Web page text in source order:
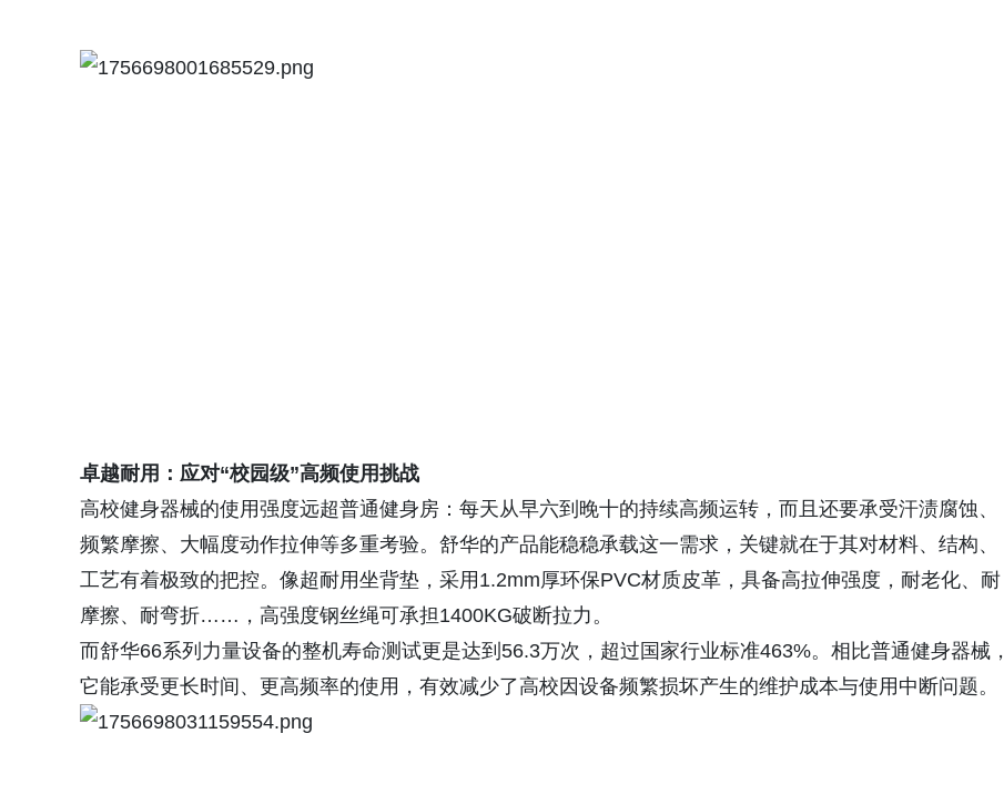
卓越耐用：应对“校园级”高频使用挑战
高校健身器械的使用强度远超普通健身房：每天从早六到晚十的持续高频运转，而且还要承受汗渍腐蚀、
频繁摩擦、大幅度动作拉伸等多重考验。舒华的产品能稳稳承载这一需求，关键就在于其对材料、结构、
工艺有着极致的把控。像超耐用坐背垫，采用1.2mm厚环保PVC材质皮革，具备高拉伸强度，耐老化、耐
摩擦、耐弯折……，高强度钢丝绳可承担1400KG破断拉力。
而舒华66系列力量设备的整机寿命测试更是达到56.3万次，超过国家行业标准463%。相比普通健身器械，
它能承受更长时间、更高频率的使用，有效减少了高校因设备频繁损坏产生的维护成本与使用中断问题。